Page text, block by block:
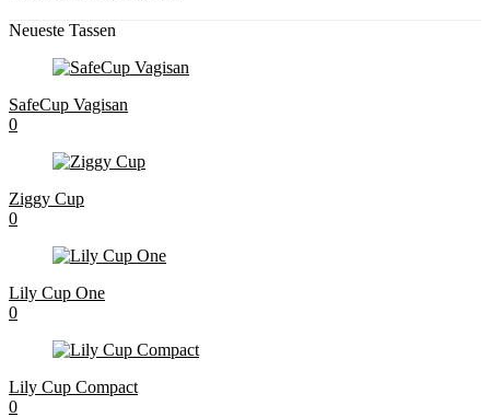
Neueste Tassen
SafeCup Vagisan
0
Ziggy Cup
0
Lily Cup One
0
Lily Cup Compact
0